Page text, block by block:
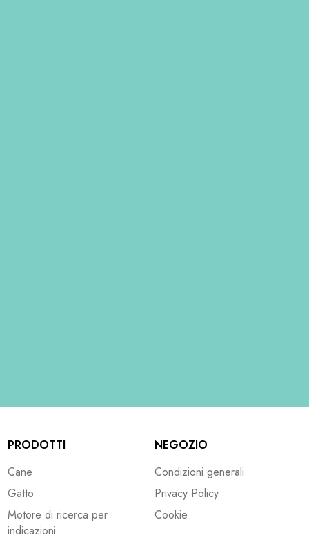
PRODOTTI
Cane
Gatto
Motore di ricerca per
indicazioni
NEGOZIO
Condizioni generali
Privacy Policy
Cookie